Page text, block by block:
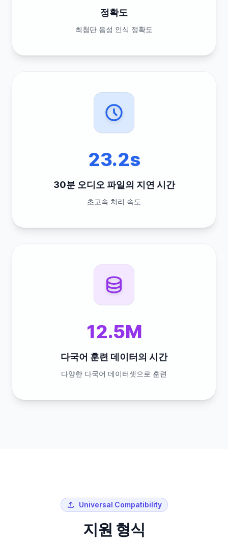
정확도
최첨단 음성 인식 정확도
23.2s
30분 오디오 파일의 지연 시간
초고속 처리 속도
12.5M
다국어 훈련 데이터의 시간
다양한 다국어 데이터셋으로 훈련
Universal Compatibility
지원 형식